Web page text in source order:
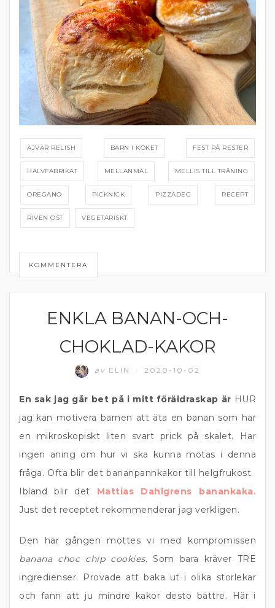
AJVAR RELISH BARN I KÖKET FEST PÅ RESTER
HALVFABRIKAT MELLANMÅL MELLIS TILL TRÄNING
OREGANO PICKNICK PIZZADEG RECEPT
RIVEN OST VEGETARISKT
KOMMENTERA
BAKATENKLA BANAN-OCH-
CHOKLAD-KAKOR
av ELIN 2020-10-02
En sak jag går bet på i mitt föräldraskap är HUR
jag kan motivera barnen att äta en banan som har
en mikroskopiskt liten svart prick på skalet. Har
ingen aning om hur vi ska kunna mötas i denna
fråga. Ofta blir det bananpannkakor till helgfrukost.
Ibland blir det Mattias Dahlgrens banankaka.
Just det receptet rekommenderar jag verkligen.
Den här gången möttes vi med kompromissen
banana choc chip cookies. Som bara kräver TRE
ingredienser. Provade att baka ut i olika storlekar
och fann att ju mindre kakor desto bättre. Här i